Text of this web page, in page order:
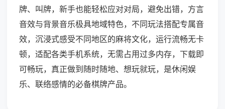
牌、叫牌，新手也能轻松应对对局，避免出错，方言
音效与背景音乐极具地域特色，不同玩法搭配专属音
效，沉浸式感受不同地区的麻将文化，运行流畅无卡
顿，适配各类手机系统，无需占用过多内存，下载即
可畅玩，真正做到随时随地、想玩就玩，是休闲娱
乐、联络感情的必备棋牌产品。